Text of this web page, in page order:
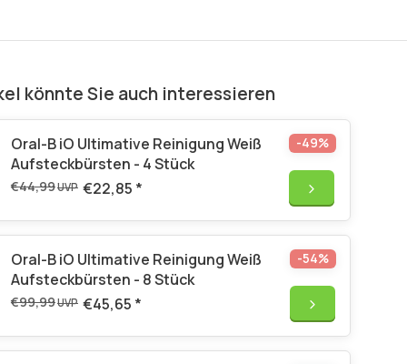
könnte Sie auch interessieren
Oral-B iO Ultimative Reinigung Weiß
Aufsteckbürsten - 4 Stück
€44,99UVP €22,85 *
-49%
Oral-B iO Ultimative Reinigung Weiß
Aufsteckbürsten - 8 Stück
€99,99UVP €45,65 *
-54%